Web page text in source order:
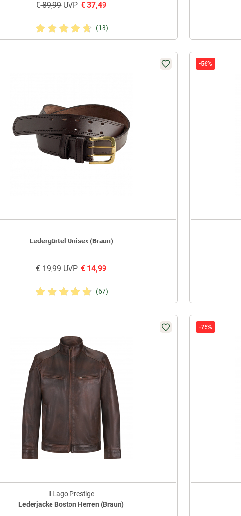
€89,99UVP € 37,49
(18)
Ledergürtel Unisex (Braun)
€19,99UVP € 14,99
(67)
-56%
il Lago Prestige
Lederjacke Boston Herren (Braun)
-75%